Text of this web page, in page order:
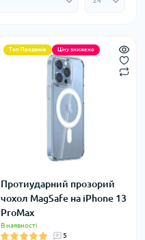
Топ Продажів Ціну знижено
Протиударний прозорий
чохол MagSafe на iPhone 13
ProMax
В наявності
5